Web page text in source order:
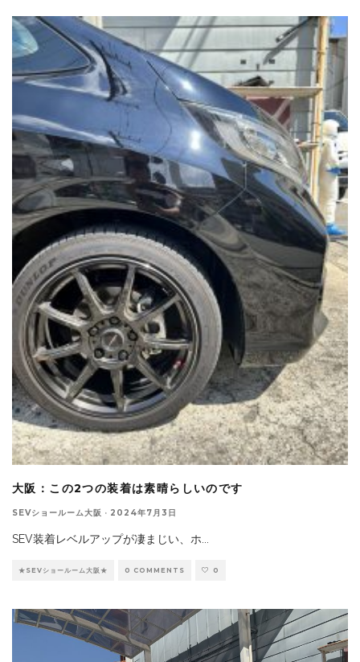
大阪：この2つの装着は素晴らしいのです
SEVショールーム大阪 · 2024年7月3日
SEV装着レベルアップが凄まじい、ホ
★SEVショールーム大阪★ 0 COMMENTS 0